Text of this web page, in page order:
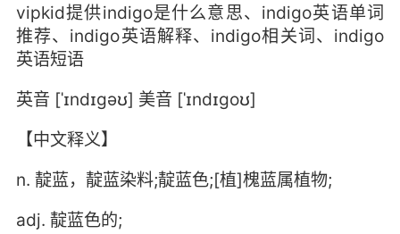
vipkid提供indigo是什么意思、indigo英语单词
推荐、indigo英语解释、indigo相关词、indigo
英语短语
英音 [ˈɪndɪgəʊ] 美音 [ˈɪndɪgoʊ]
【中文释义】
n. 靛蓝，靛蓝染料;靛蓝色;[植]槐蓝属植物;
adj. 靛蓝色的;